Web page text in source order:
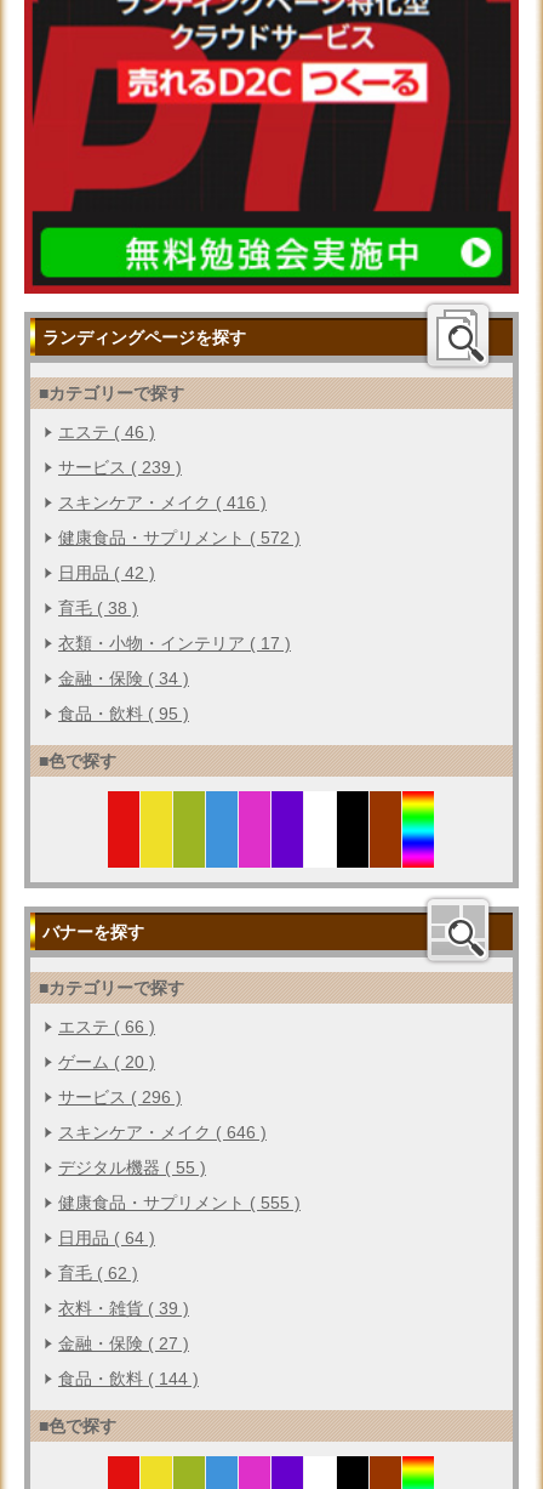
ランディングページを探す
■カテゴリーで探す
エステ ( 46 )
サービス ( 239 )
スキンケア・メイク ( 416 )
健康食品・サプリメント ( 572 )
日用品 ( 42 )
育毛 ( 38 )
衣類・小物・インテリア ( 17 )
金融・保険 ( 34 )
食品・飲料 ( 95 )
■色で探す
バナーを探す
■カテゴリーで探す
エステ ( 66 )
ゲーム ( 20 )
サービス ( 296 )
スキンケア・メイク ( 646 )
デジタル機器 ( 55 )
健康食品・サプリメント ( 555 )
日用品 ( 64 )
育毛 ( 62 )
衣料・雑貨 ( 39 )
金融・保険 ( 27 )
食品・飲料 ( 144 )
■色で探す